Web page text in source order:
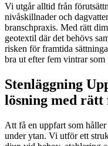
Vi utgår alltid från
nivåskillnader och
branschpraxis. Med rätt
geotextil där det behövs
risken för framtida
bra ut efter fem vintrar som
Stenläggning
lösning med
Att få en uppfart som
under ytan. Vi utför ett